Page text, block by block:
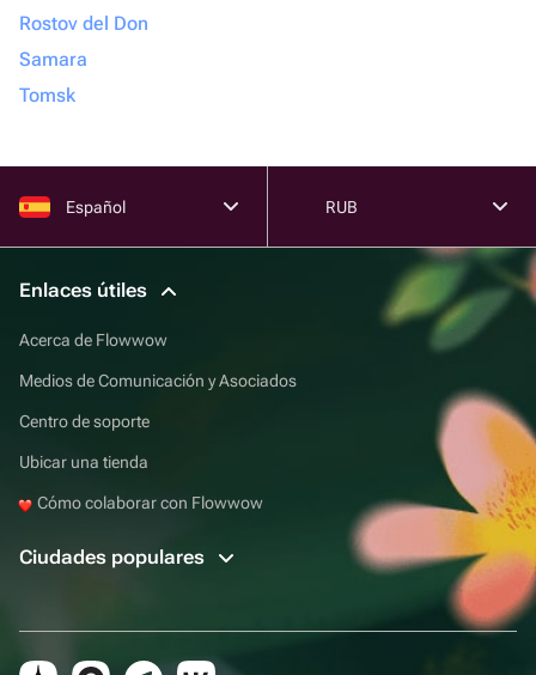
Rostov del Don
Samara
Tomsk
Español RUB
Enlaces útiles
Acerca de Flowwow
Medios de Comunicación y Asociados
Centro de soporte
Ubicar una tienda
Cómo colaborar con Flowwow
Ciudades populares